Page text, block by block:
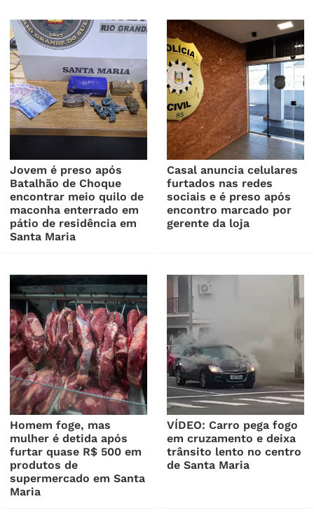
Jovem é preso após
Batalhão de Choque
encontrar meio quilo de
maconha enterrado em
pátio de residência em
Santa Maria
Casal anuncia celulares
furtados nas redes
sociais e é preso após
encontro marcado por
gerente da loja
Homem foge, mas
mulher é detida após
furtar quase R$ 500 em
produtos de
supermercado em Santa
Maria
VÍDEO: Carro pega fogo
em cruzamento e deixa
trânsito lento no centro
de Santa Maria